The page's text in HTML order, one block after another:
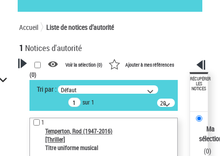
Accueil Liste de notices d’autorité
1 Notices d'autorité
VOTRE RECHERCHE
Recherche avancée dans les
notices d’autorité
Œuvres liées à l'auteur :
Temperton, Rod (1947-2016)
Auteur d’œuvre
Voir la sélection (0) Ajouter à mes références
(0)
Tri par : Défaut
sur 1
20
résultats/page
1
Temperton, Rod (1947-2016)
[Thriller]
Titre uniforme musical
RÉCUPÉRER
LES
NOTICES
Ma
(0)